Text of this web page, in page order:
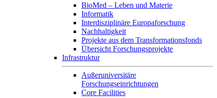
BioMed – Leben und Materie
Informatik
Interdisziplinäre Europaforschung
Nachhaltigkeit
Projekte aus dem Transformationsfonds
Übersicht Forschungsprojekte
Infrastruktur
Außeruniversitäre
Forschungseinrichtungen
Core Facilities